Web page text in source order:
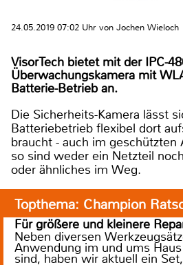
24.05.2019 07:02 Uhr von Jochen Wieloch
VisorTech bietet mit der IPC-
Überwachungskamera mit
Batterie-Betrieb an.
Die Sicherheits-Kamera lässt
Batteriebetrieb flexibel dort
braucht - auch im geschützten
so sind weder ein Netzteil
oder ähnliches im Weg.
Topthema: Champion
Für größere und kleinere
Neben diversen
Anwendung im und ums
sind, haben wir aktuell ein